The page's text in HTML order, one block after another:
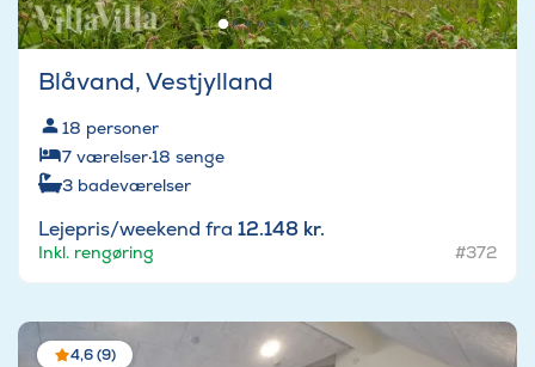
Blåvand, Vestjylland
18 personer
7 værelser·18 senge
3 badeværelser
Lejepris/weekend fra 12.148 kr.
Inkl. rengøring #372
4,6 (9)